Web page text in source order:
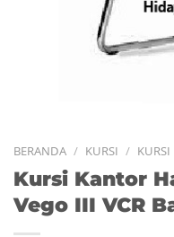
BERANDA / KURSI /
Kursi Kantor
Vego III VCR